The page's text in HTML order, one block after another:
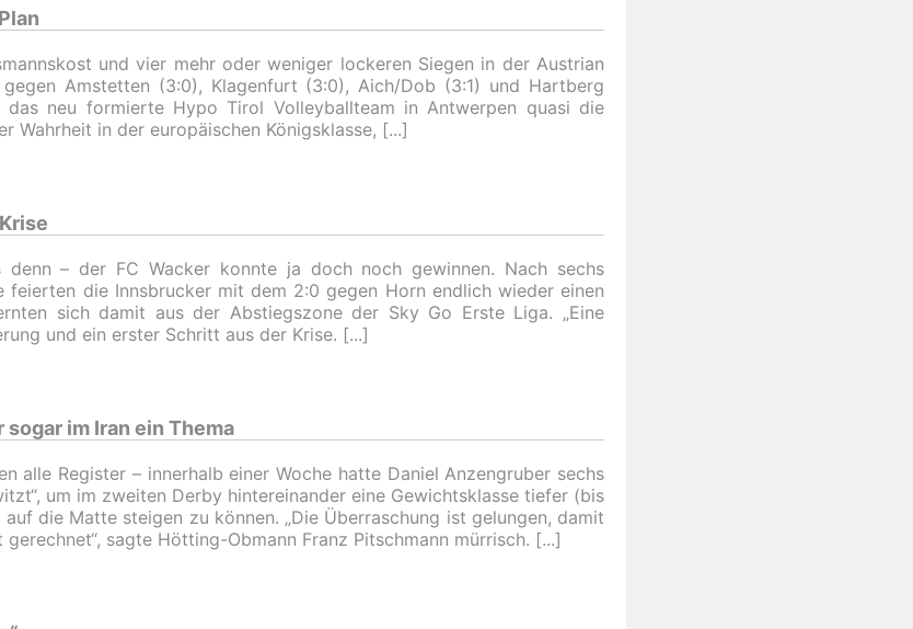
und vier mehr oder weniger lockeren Siegen in der Austrian
Amstetten (3:0), Klagenfurt (3:0), Aich/Dob (3:1) und Hartberg
das neu formierte Hypo Tirol Volleyballteam in Antwerpen quasi die
Wahrheit in der europäischen Königsklasse,
denn – der FC Wacker konnte ja doch noch gewinnen. Nach sechs
feierten die Innsbrucker mit dem 2:0 gegen Horn endlich wieder einen
sich damit aus der Abstiegszone der Sky Go Erste Liga. „Eine
und ein erster Schritt aus der Krise.
im Iran ein Thema
alle Register – innerhalb einer Woche hatte Daniel Anzengruber sechs
um im zweiten Derby hintereinander eine Gewichtsklasse tiefer (bis
die Matte steigen zu können. „Die Überraschung ist gelungen, damit
sagte Hötting-Obmann Franz Pitschmann mürrisch.